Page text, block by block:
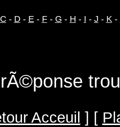
C - D- E- F- G - H - I - J - K-
Acceuil ] [